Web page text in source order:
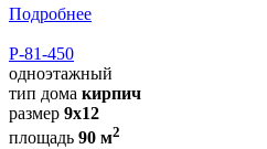
Подробнее
Р-81-450
одноэтажный
тип дома кирпич
размер 9х12
площадь 90 м2